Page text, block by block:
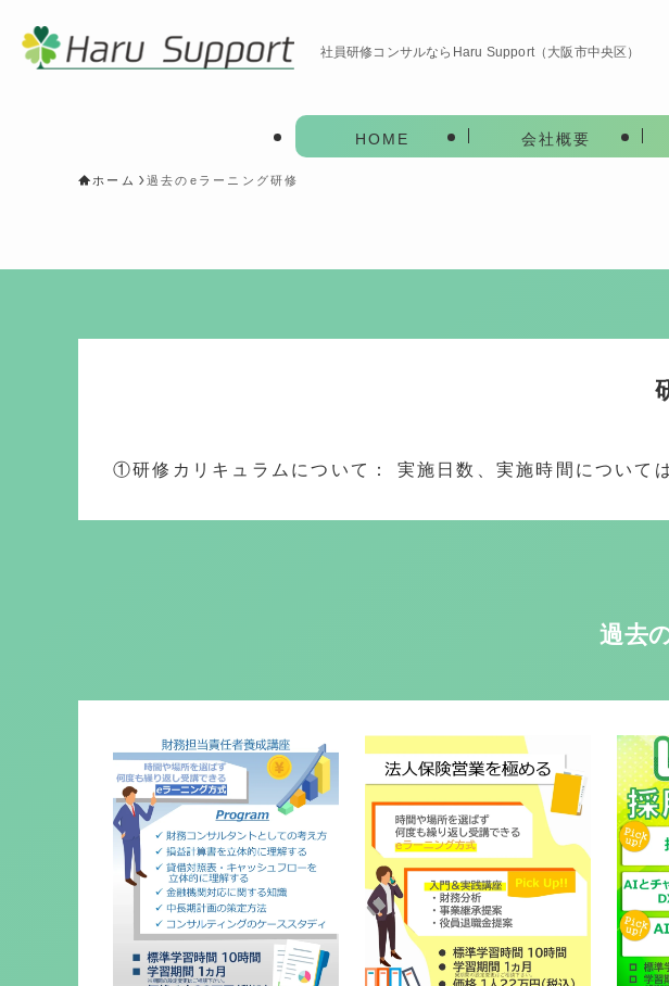
社員研修コンサルならHaru Support（大阪市中央区）
HOME 会社概要
ホーム 過去のeラーニング研修
①研修カリキュラムについて： 実施日数、実施時間について
過去